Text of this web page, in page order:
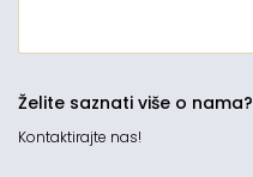
Želite saznati više o nama?
Kontaktirajte nas!